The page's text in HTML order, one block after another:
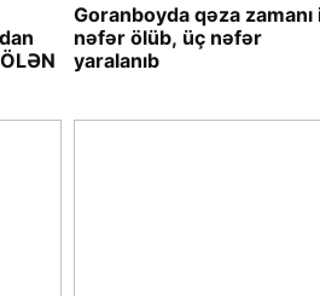
Goranboyda qəza zamanı
nəfər ölüb, üç nəfər
yaralanıb